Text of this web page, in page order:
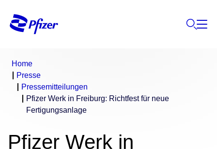
Home
Presse
Pressemitteilungen
Pfizer Werk in Freiburg: Richtfest für neue
Fertigungsanlage
Pfizer Werk in